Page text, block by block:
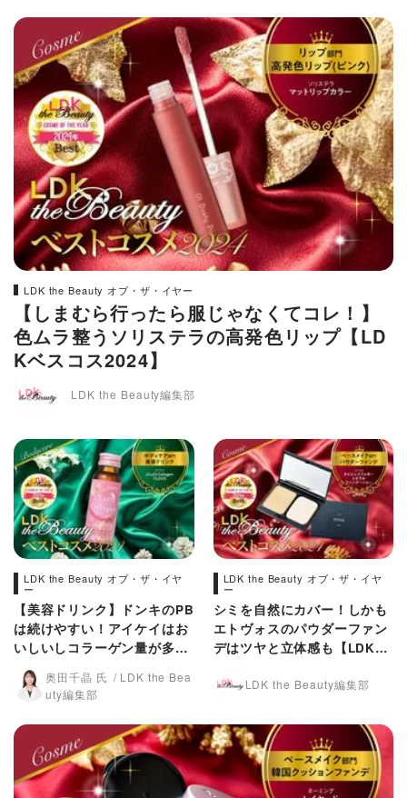
LDK the Beauty オブ・ザ・イヤー
【しまむら行ったら服じゃなくてコレ！】
色ムラ整うソリステラの高発色リップ【LD
Kベスコス2024】
LDK the Beauty編集部
LDK the Beauty オブ・ザ・イヤ
ー
【美容ドリンク】ドンキのPB
は続けやすい！アイケイはお
いしいしコラーゲン量が多い
【LDKベスコス2024】
奥田千晶 氏
LDK the Bea
uty編集部
LDK the Beauty オブ・ザ・イヤ
ー
シミを自然にカバー！しかも
エトヴォスのパウダーファン
デはツヤと立体感も【LDKベ
LDK the Beauty編集部